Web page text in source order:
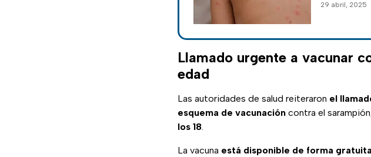
29 abril, 2025
Llamado urgente a vacunar
edad
Las autoridades de salud reiteraron el
esquema de vacunación contra el
los 18.
La vacuna está disponible de forma gratuita